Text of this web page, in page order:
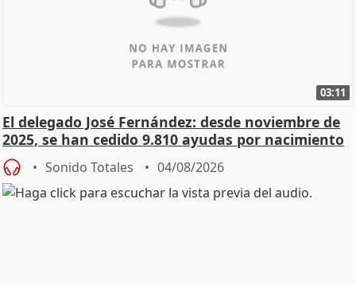
03:11
El delegado José Fernández: desde noviembre de
2025, se han cedido 9.810 ayudas por nacimiento
Sonido Totales 04/08/2026